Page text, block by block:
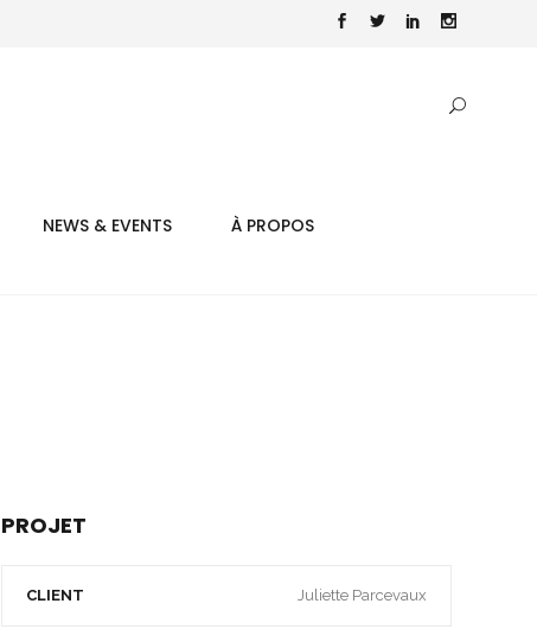
NEWS & EVENTS À PROPOS
PROJET
CLIENT Juliette Parcevaux